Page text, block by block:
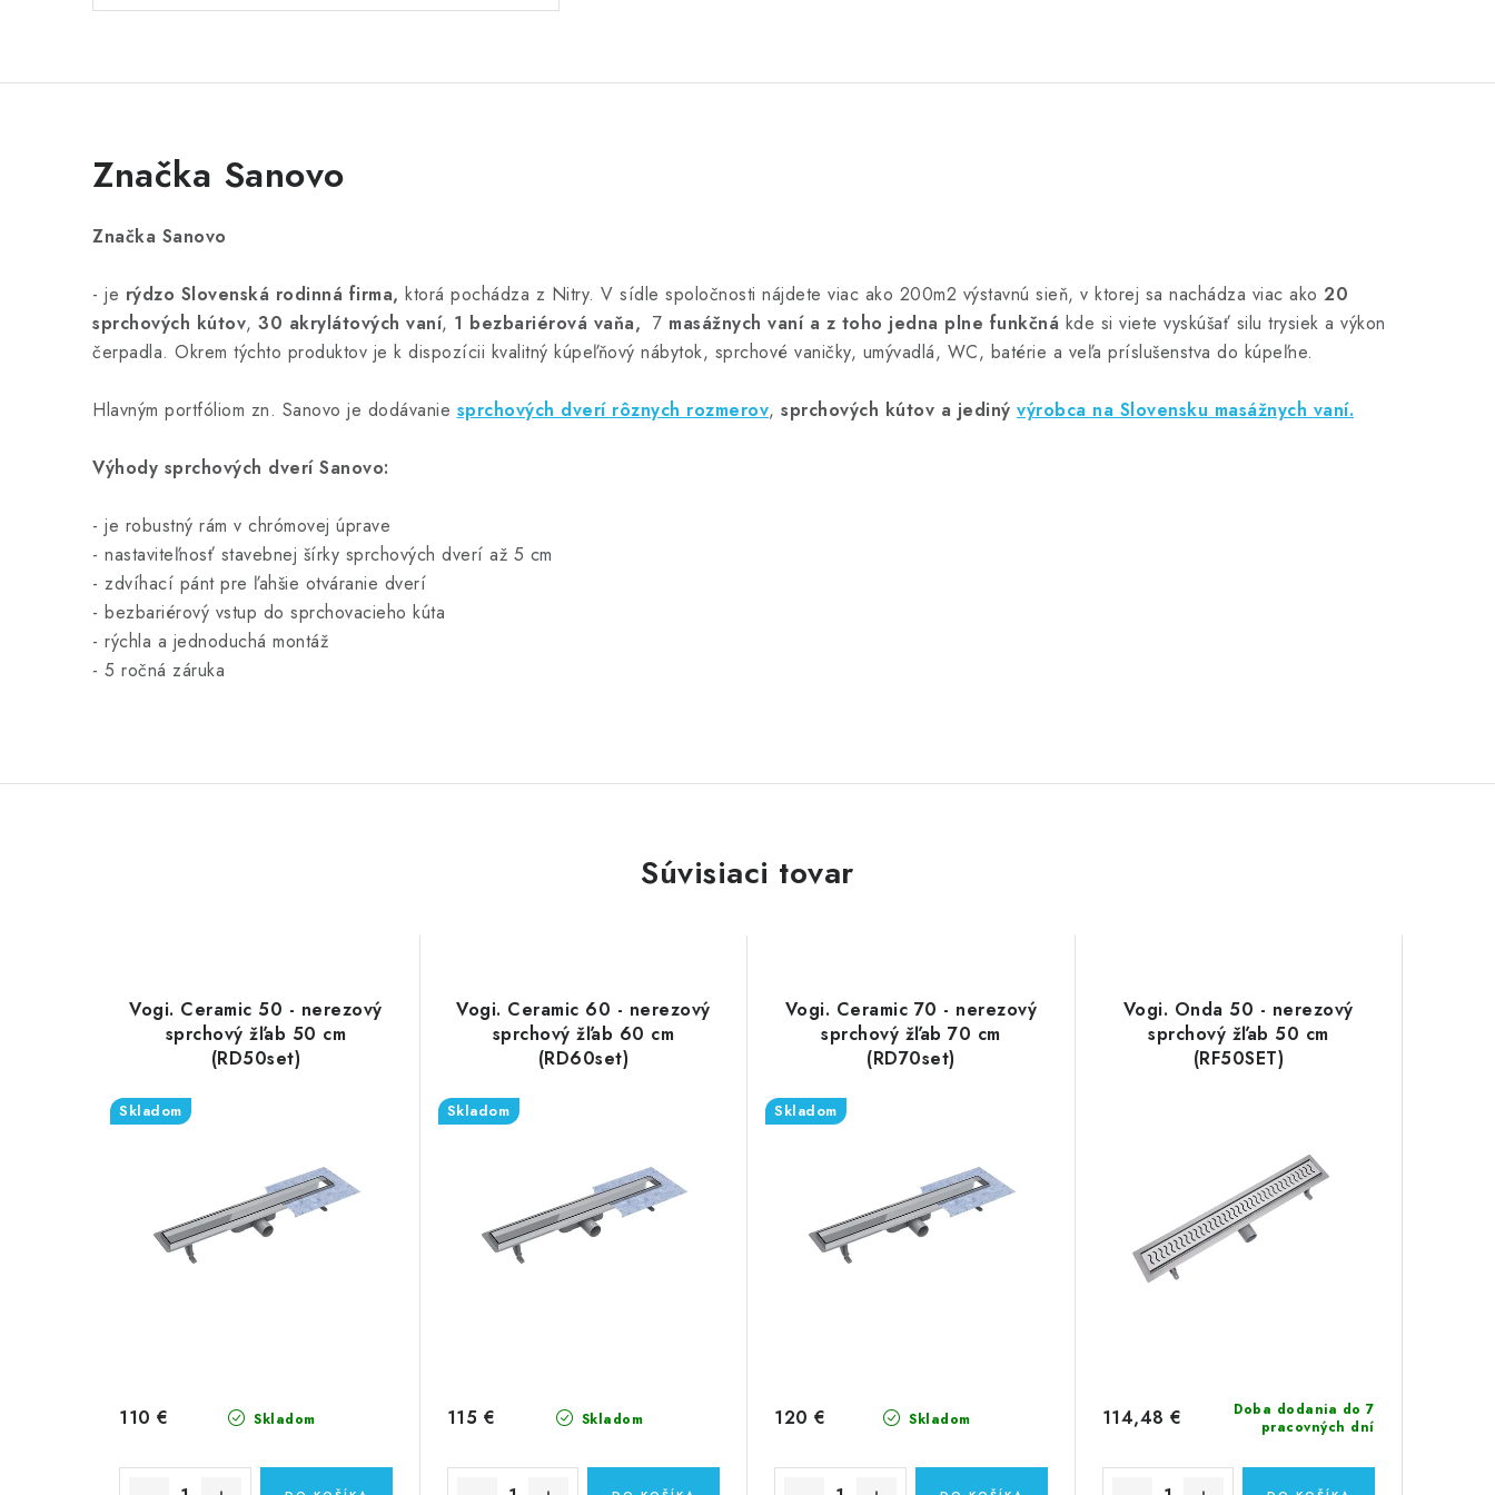
Značka Sanovo
Značka Sanovo
- je rýdzo Slovenská rodinná firma, ktorá pochádza z Nitry. V sídle spoločnosti nájdete viac ako 200m2 výstavnú sieň, v ktorej sa nachádza viac ako 20
sprchových kútov, 30 akrylátových vaní, 1 bezbariérová vaňa, 7 masážnych vaní a z toho jedna plne funkčná kde si viete vyskúšať silu trysiek a výkon
čerpadla. Okrem týchto produktov je k dispozícii kvalitný kúpeľňový nábytok, sprchové vaničky, umývadlá, WC, batérie a veľa príslušenstva do kúpeľne.
Hlavným portfóliom zn. Sanovo je dodávanie sprchových dverí rôznych rozmerov, sprchových kútov a jediný výrobca na Slovensku masážnych vaní.
Výhody sprchových dverí Sanovo:
- je robustný rám v chrómovej úprave
- nastaviteľnosť stavebnej šírky sprchových dverí až 5 cm
- zdvíhací pánt pre ľahšie otváranie dverí
- bezbariérový vstup do sprchovacieho kúta
- rýchla a jednoduchá montáž
- 5 ročná záruka
Súvisiaci tovar
Vogi. Ceramic 50 - nerezový
sprchový žľab 50 cm
(RD50set)
Skladom
Skladom
110 €
Vogi. Ceramic 60 - nerezový
sprchový žľab 60 cm
(RD60set)
Skladom
Skladom
115 €
Vogi. Ceramic 70 - nerezový
sprchový žľab 70 cm
(RD70set)
Skladom
Skladom
120 €
Vogi. Onda 50 - nerezový
sprchový žľab 50 cm
(RF50SET)
Doba dodania do 7
pracovných dní
114,48 €